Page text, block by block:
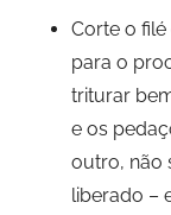
Corte o
para o
triturar
e os
outro, não
liberado –